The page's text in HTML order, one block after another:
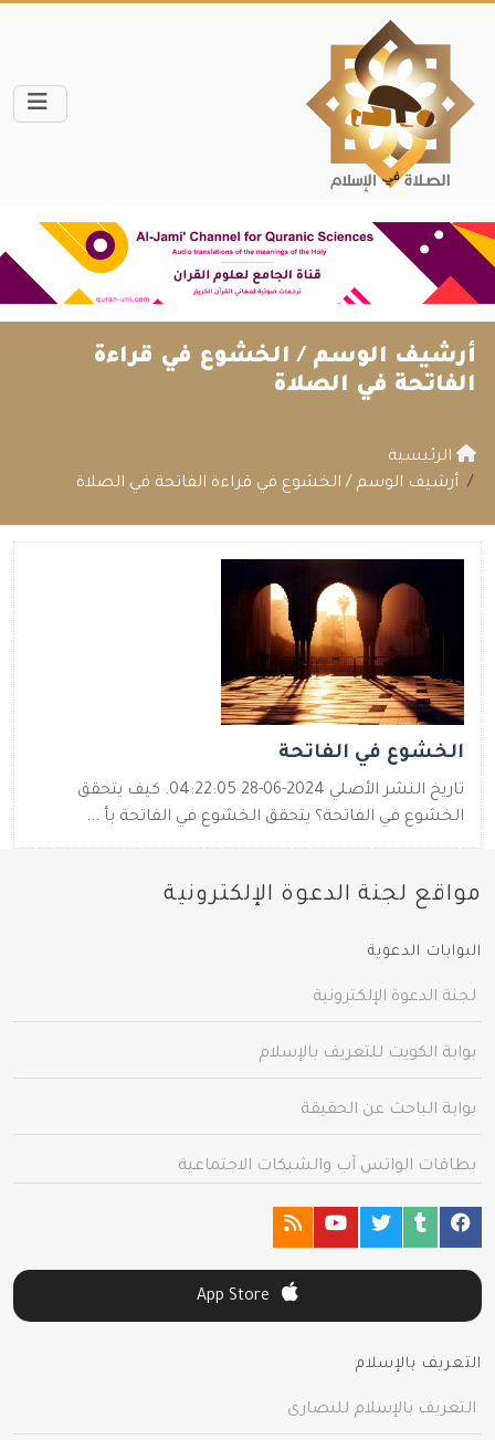
أرشيف الوسم / الخشوع في قراءة
الفاتحة في الصلاة
الرئيسية
أرشيف الوسم / الخشوع في قراءة الفاتحة في الصلاة
الخشوع في الفاتحة
تاريخ النشر الأصلي 2024-06-28 04:22:05. كيف يتحقق
الخشوع في الفاتحة؟ يتحقق الخشوع في الفاتحة بأ ...
مواقع لجنة الدعوة الإلكترونية
البوابات الدعوية
لجنة الدعوة الإلكترونية
بوابة الكويت للتعريف بالإسلام
بوابة الباحث عن الحقيقة
بطاقات الواتس آب والشبكات الاجتماعية
التعريف بالإسلام
التعريف بالإسلام للنصارى